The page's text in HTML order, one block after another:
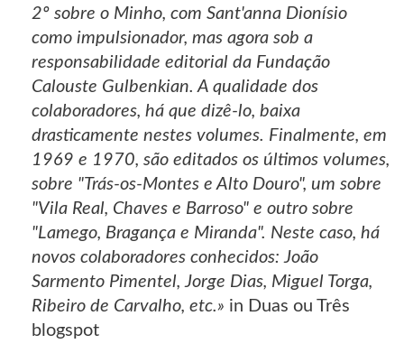
2º sobre o Minho, com Sant'anna Dionísio
como impulsionador, mas agora sob a
responsabilidade editorial da Fundação
Calouste Gulbenkian. A qualidade dos
colaboradores, há que dizê-lo, baixa
drasticamente nestes volumes. Finalmente, em
1969 e 1970, são editados os últimos volumes,
sobre "Trás-os-Montes e Alto Douro", um sobre
"Vila Real, Chaves e Barroso" e outro sobre
"Lamego, Bragança e Miranda". Neste caso, há
novos colaboradores conhecidos: João
Sarmento Pimentel, Jorge Dias, Miguel Torga,
Ribeiro de Carvalho, etc.» in Duas ou Três
blogspot